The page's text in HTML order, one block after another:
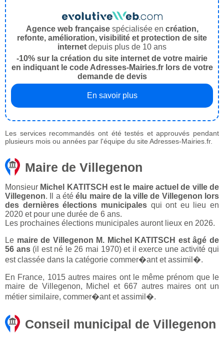
Agence web françaisespécialisée en création,
refonte, amélioration, visibilité et protection de site
internet depuis plus de 10 ans
-10% sur la création du site internet de votre mairie
en indiquant le code Adresses-Mairies.fr lors de votre
demande de devis
En savoir plus
Les services recommandés ont été testés et approuvés pendant
plusieurs mois ou années par l'équipe du site Adresses-Mairies.fr.
Maire de Villegenon
Monsieur Michel KATITSCH est le maire actuel de ville de
Villegenon. Il a étéélu maire de la ville de Villegenon lors
des dernières élections municipalesqui ont eu lieu en
2020 et pour une durée de 6 ans.
Les prochaines élections municipales auront lieux en 2026.
Le maire de Villegenon M. Michel KATITSCH est âgé de
56 ans(il est né le 26 mai 1970) et il exerce une activité qui
est classée dans la catégorie commer�ant et assimil�.
En France, 1015 autres maires ont le même prénom que le
maire de Villegenon, Michel et 667 autres maires ont un
métier similaire, commer�ant et assimil�.
Conseil municipal de Villegenon